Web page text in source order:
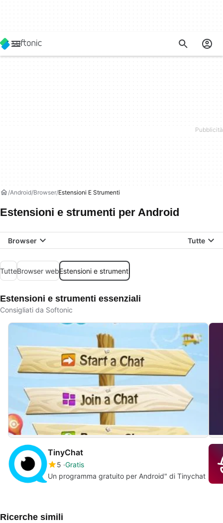
Android Browser Estensioni E Strumenti
Estensioni e strumenti per Android
Browser Tutte
TutteBrowser webEstensioni e strumenti
Estensioni e strumenti essenziali
Consigliati da Softonic
TinyChat
5 Gratis
Un programma gratuito per Android" di Tinychat
Ricerche simili